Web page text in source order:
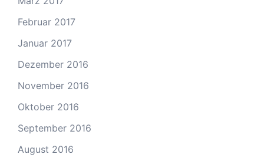
Februar 2017
Januar 2017
Dezember 2016
November 2016
Oktober 2016
September 2016
August 2016